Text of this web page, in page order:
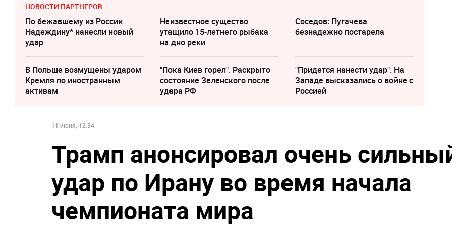
НОВОСТИ ПАРТНЕРОВ
По бежавшему из России
Надеждину* нанесли новый
удар
Неизвестное существо
утащило 15-летнего рыбака
на дно реки
Соседов: Пугачева
безнадежно постарела
В Польше возмущены ударом
Кремля по иностранным
активам
"Пока Киев горел". Раскрыто
состояние Зеленского после
удара РФ
"Придется нанести удар". На
Западе высказались о войне с
Россией
11 июня, 12:34
Трамп анонсировал очень
удар по Ирану во время начала
чемпионата мира